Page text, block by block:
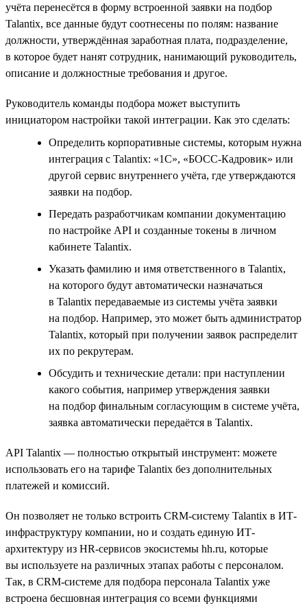
учёта перенесётся в форму встроенной заявки на подбор
Talantix, все данные будут соотнесены по полям: название
должности, утверждённая заработная плата, подразделение,
в которое будет нанят сотрудник, нанимающий руководитель,
описание и должностные требования и другое.
Руководитель команды подбора может выступить
инициатором настройки такой интеграции. Как это сделать:
Определить корпоративные системы, которым нужна
интеграция с Talantix: «1С», «БОСС-Кадровик» или
другой сервис внутреннего учёта, где утверждаются
заявки на подбор.
Передать разработчикам компании документацию
по настройке API и созданные токены в личном
кабинете Talantix.
Указать фамилию и имя ответственного в Talantix,
на которого будут автоматически назначаться
в Talantix передаваемые из системы учёта заявки
на подбор. Например, это может быть администратор
Talantix, который при получении заявок распределит
их по рекрутерам.
Обсудить и технические детали: при наступлении
какого события, например утверждения заявки
на подбор финальным согласующим в системе учёта,
заявка автоматически передаётся в Talantix.
API Talantix — полностью открытый инструмент: можете
использовать его на тарифе Talantix без дополнительных
платежей и комиссий.
Он позволяет не только встроить CRM-систему Talantix в ИТ-
инфраструктуру компании, но и создать единую ИТ-
архитектуру из HR-сервисов экосистемы hh.ru, которые
вы используете на различных этапах работы с персоналом.
Так, в CRM-системе для подбора персонала Talantix уже
встроена бесшовная интеграция со всеми функциями